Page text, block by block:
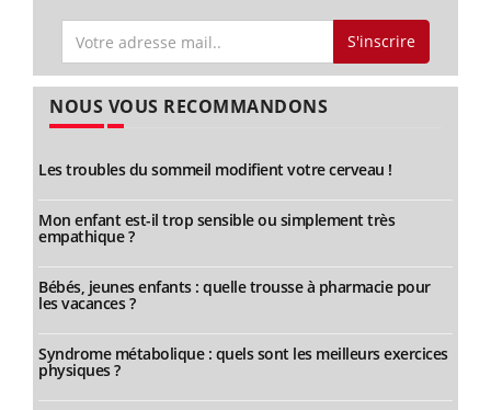
S'inscrire
NOUS VOUS RECOMMANDONS
Les troubles du sommeil modifient votre cerveau !
Mon enfant est-il trop sensible ou simplement très
empathique ?
Bébés, jeunes enfants : quelle trousse à pharmacie pour
les vacances ?
Syndrome métabolique : quels sont les meilleurs exercices
physiques ?